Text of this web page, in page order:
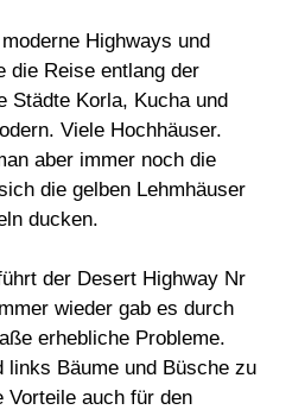
Highways und
die Reise entlang der
Städte Korla, Kucha und
Viele Hochhäuser.
aber immer noch die
die gelben Lehmhäuser
ducken.
der Desert Highway Nr
wieder gab es durch
erhebliche Probleme.
links Bäume und Büsche zu
Vorteile auch für den